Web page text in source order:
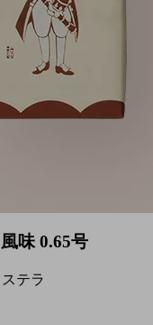
味 0.65号
テラ